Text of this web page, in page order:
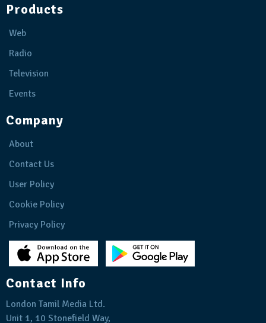
Products
Web
Radio
Television
Events
Company
About
Contact Us
User Policy
Cookie Policy
Privacy Policy
Contact Info
London Tamil Media Ltd.
Unit 1, 10 Stonefield Way,